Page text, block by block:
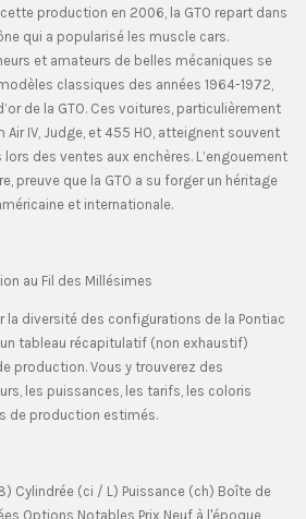
cette production en 2006, la GTO repart dans
qui a popularisé les muscle cars.
et amateurs de belles mécaniques se
classiques des années 1964-1972,
de la GTO. Ces voitures, particulièrement
Air IV, Judge, et 455 HO, atteignent souvent
des ventes aux enchères. L’engouement
preuve que la GTO a su forger un héritage
et internationale.
au Fil des Millésimes
la diversité des configurations de la Pontiac
tableau récapitulatif (non exhaustif)
production. Vous y trouverez des
les puissances, les tarifs, les coloris
de production estimés.
Cylindrée (ci / L) Puissance (ch) Boîte de
Options Notables Prix Neuf à l'époque